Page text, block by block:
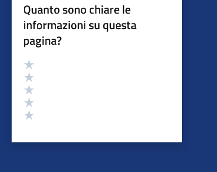
Quanto sono chiare le
informazioni su questa
pagina?
Valutazione